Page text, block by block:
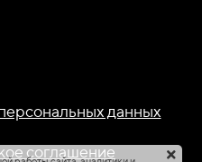
данных
соглашение